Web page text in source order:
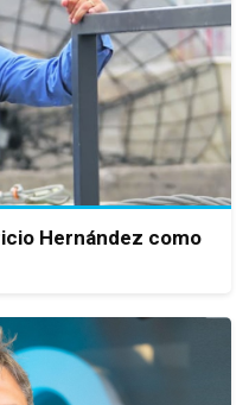
Hernández como